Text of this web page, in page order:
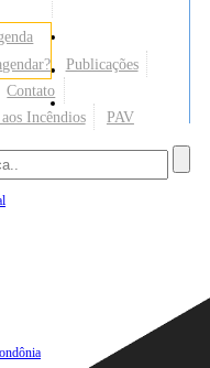
Sites
Publicações
Contato
Incêndios PAV